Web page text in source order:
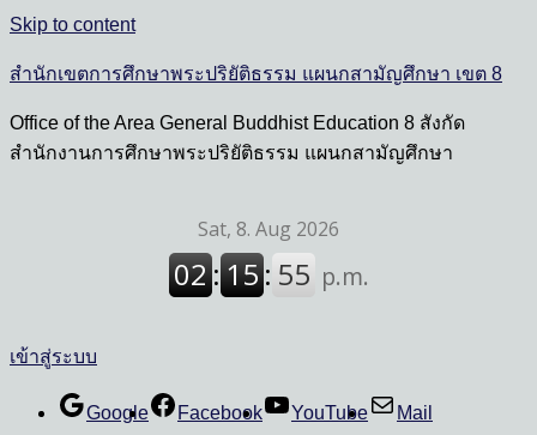
Skip to content
สำนักเขตการศึกษาพระปริยัติธรรม แผนกสามัญศึกษา เขต 8
Office of the Area General Buddhist Education 8 สังกัด
สำนักงานการศึกษาพระปริยัติธรรม แผนกสามัญศึกษา
เข้าสู่ระบบ
Google Facebook YouTube Mail